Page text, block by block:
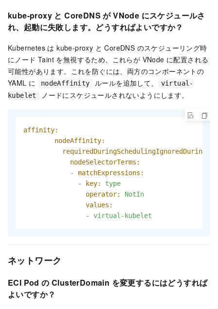
kube-proxy と CoreDNS が VNode にスケジュールさ
れ、起動に失敗します。どうすればよいですか？
Kubernetes は kube-proxy と CoreDNS のスケジューリング時
にノード Taint を無視するため、これらが VNode に配置される
可能性があります。これを防ぐには、両方のコンポーネントの
YAML に
nodeAffinity ルールを追加して、
virtual-
kubelet
ノードにスケジュールされないようにします。
affinity:
nodeAffinity:
nodeSelectorTerms:
-
matchExpressions:
-
key:
type
operator:
NotIn
values:
-
virtual-kubelet
ネットワーク
ECI Pod の ClusterDomain を変更するにはどうすれば
よいですか？